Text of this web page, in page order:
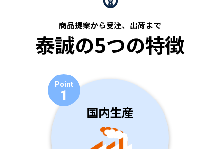
商品提案から受注、出荷まで
泰誠の5つの特徴
Point
1
国内生産